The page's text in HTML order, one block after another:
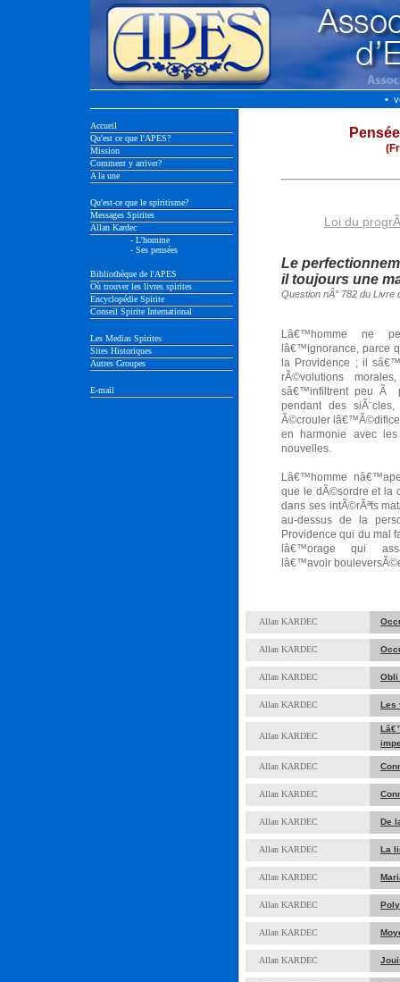
•
Accueil
Qu'est ce que l'APES?
Mission
Comment y arriver?
A la une
Qu'est-ce que le spiritisme?
Messages Spirites
Allan Kardec
- L'homme
- Ses pensées
Bibliothèque de l'APES
Où trouver les livres spirites
Encyclopédie Spirite
Conseil Spirite International
Les Medias Spirites
Sites Historiques
Autres Groupes
E-mail
Loi du
Le
il toujours une
Question nÂ° 782 du Livre
Lâ€™homme ne
lâ€™ignorance, parce
la Providence ; il
rÃ©volutions
sâ€™infiltrent peu Ã
pendant des
Ã©crouler
en harmonie avec
nouvelles.
Lâ€™homme
que le dÃ©sordre et la
dans ses intÃ©rÃªts
au-dessus de la
Providence qui du mal
lâ€™orage qui
lâ€™avoir
Allan KARDEC
Allan KARDEC
Allan KARDEC Obli
Allan KARDEC Les
Allan KARDEC
Allan KARDEC
Allan KARDEC
Allan KARDEC De
Allan KARDEC La
Allan KARDEC
Allan KARDEC
Allan KARDEC
Allan KARDEC